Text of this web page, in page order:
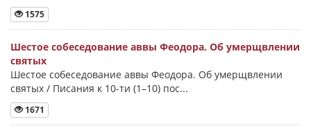
1575
Шестое собеседование аввы Феодора. Об умерщвлении
святых
Шестое собеседование аввы Феодора. Об умерщвлении
святых / Писания к 10-ти (1–10) пос...
1671